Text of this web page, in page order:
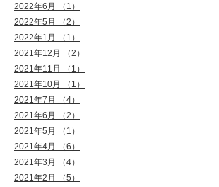
2022年6月 （1）
2022年5月 （2）
2022年1月 （1）
2021年12月 （2）
2021年11月 （1）
2021年10月 （1）
2021年7月 （4）
2021年6月 （2）
2021年5月 （1）
2021年4月 （6）
2021年3月 （4）
2021年2月 （5）